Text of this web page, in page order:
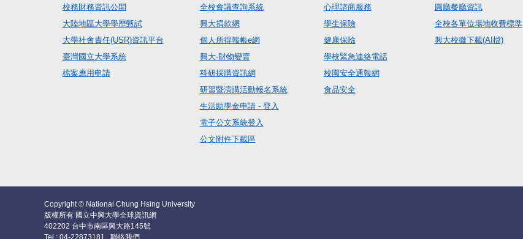
校務財務資訊公開
大陸地區大學學歷甄試
大學社會責任(USR)資訊平台
臺灣國立大學系統
檔案應用申請
全校會議查詢系統
興大捐款網
個人所得報帳e網
興大-財物變賣
科研採購資訊網
研習暨演講活動報名系統
生活助學金申請 - 登入
電子公文系統登入
公文附件下載區
心理諮商服務
學生保險
健康保險
學校緊急連絡電話
校園安全通報網
食品安全
圓廳餐廳資訊
全校各單位場地收費標準
興大校徽下載(AI檔)
Copyright © National Chung Hsing University
版權所有 國立中興大學全球資訊網
402202 台中市南區興大路145號
Tel : 04-22873181 聯絡我們